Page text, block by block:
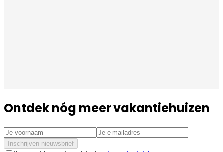
Ontdek nóg meer vakantiehuizen
Inschrijven nieuwsbrief